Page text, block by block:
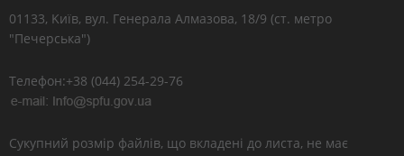
01133, Kиїв, вул. Генерала Алмазова, 18/9 (ст. метро
"Печерська")
Телефон:+38 (044) 254-29-76
Сукупний розмір файлів, що вкладені до листа, не має